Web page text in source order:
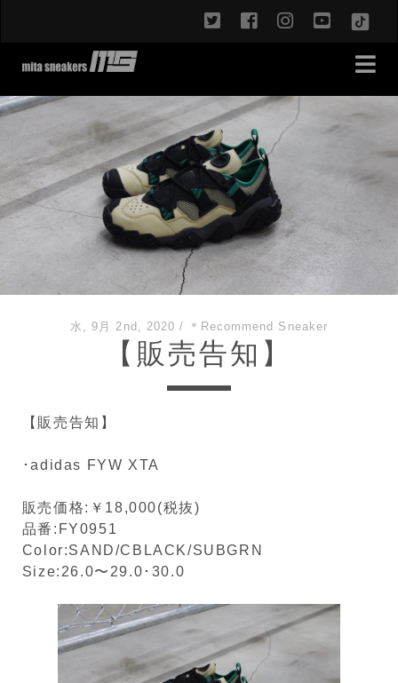
twitterfacebookinstagram
水, 9月 2nd, 2020 / ＊Recommend Sneaker
【販売告知】
【販売告知】
･adidas FYW XTA
販売価格:￥18,000(税抜)
品番:FY0951
Color:SAND/CBLACK/SUBGRN
Size:26.0〜29.0･30.0